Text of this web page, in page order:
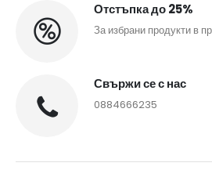
Отстъпка до 25%
За избрани продукти в
Свържи се с нас
0884666235